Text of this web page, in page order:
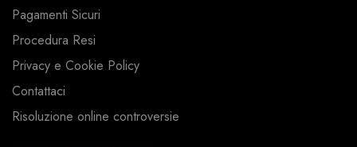
Pagamenti Sicuri
Procedura Resi
Privacy e Cookie Policy
Contattaci
Risoluzione online controversie